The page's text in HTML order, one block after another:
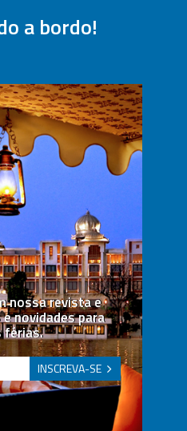
a bordo!
nossa revista e
novidades para
férias.
INSCREVA-SE